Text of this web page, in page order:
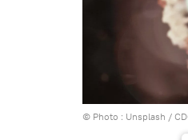
© Photo : Unsplash /